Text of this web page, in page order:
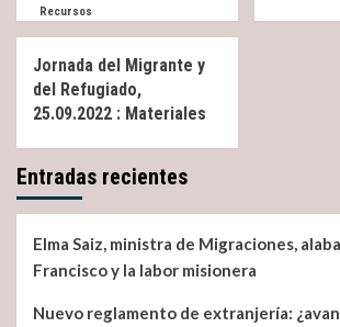
Recursos
Jornada del Migrante y
del Refugiado,
25.09.2022 : Materiales
Entradas recientes
Elma Saiz, ministra de Migraciones,
Francisco y la labor misionera
Nuevo reglamento de extranjería: